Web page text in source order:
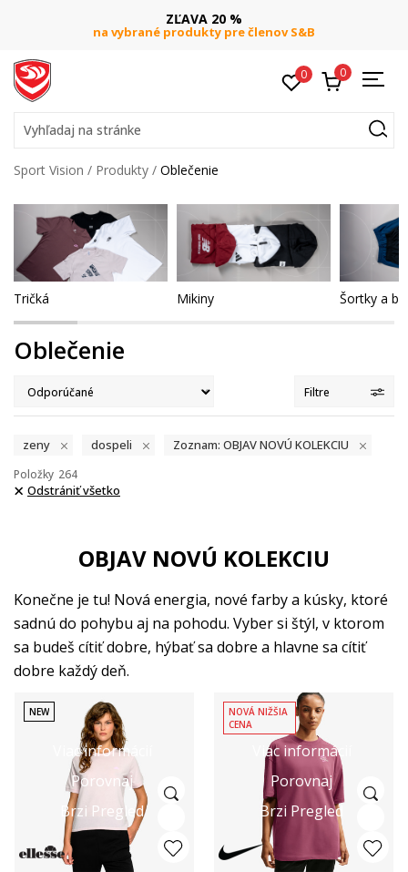
DOPRAVA ZADARMO
pri objednaní nad 80 €(neplatí pre Click&Collect)
0 0
Vyhľadaj na stránke
Sport Vision Produkty Oblečenie
Tričká Mikiny Šortky a
Oblečenie
Filtre
zeny dospeli Zoznam: OBJAV NOVÚ KOLEKCIU
264
Položky
Odstrániť všetko
OBJAV NOVÚ KOLEKCIU
Konečne je tu! Nová energia, nové farby a kúsky, ktoré
sadnú do pohybu aj na pohodu. Vyber si štýl, v ktorom
sa budeš cítiť dobre, hýbať sa dobre a hlavne sa cítiť
dobre každý deň.
Viac informácií
Porovnaj
Brzi Pregled
NEW
Viac informácií
Porovnaj
Brzi Pregled
NOVÁ NIŽŠIA
CENA